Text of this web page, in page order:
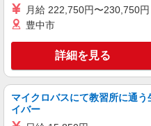
月給 222,750円〜230,750円
豊中市
詳細を見る
マイクロバスにて教習所に通う
イバー